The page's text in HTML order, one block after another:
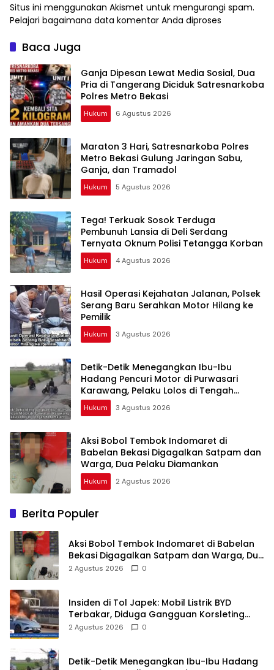
Situs ini menggunakan Akismet untuk mengurangi spam.
Pelajari bagaimana data komentar Anda diproses
Baca Juga
Ganja Dipesan Lewat Media Sosial, Dua
Pria di Tangerang Diciduk Satresnarkoba
Polres Metro Bekasi
Hukum 6 Agustus 2026
Maraton 3 Hari, Satresnarkoba Polres
Metro Bekasi Gulung Jaringan Sabu,
Ganja, dan Tramadol
Hukum 5 Agustus 2026
Tega! Terkuak Sosok Terduga
Pembunuh Lansia di Deli Serdang
Ternyata Oknum Polisi Tetangga Korban
Hukum 4 Agustus 2026
Hasil Operasi Kejahatan Jalanan, Polsek
Serang Baru Serahkan Motor Hilang ke
Pemilik
Hukum 3 Agustus 2026
Detik-Detik Menegangkan Ibu-Ibu
Hadang Pencuri Motor di Purwasari
Karawang, Pelaku Lolos di Tengah
Keramaian!
Hukum 3 Agustus 2026
Aksi Bobol Tembok Indomaret di
Babelan Bekasi Digagalkan Satpam dan
Warga, Dua Pelaku Diamankan
Hukum 2 Agustus 2026
Berita Populer
Aksi Bobol Tembok Indomaret di Babelan
Bekasi Digagalkan Satpam dan Warga, Dua
Pelaku Diamankan
2 Agustus 2026 0
Insiden di Tol Japek: Mobil Listrik BYD
Terbakar, Diduga Gangguan Korsleting
Listrik
2 Agustus 2026 0
Detik-Detik Menegangkan Ibu-Ibu Hadang